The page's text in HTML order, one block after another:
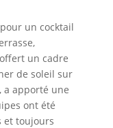
un cocktail
un cadre
de soleil sur
a apporté une
ont été
et toujours